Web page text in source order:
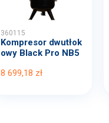
360115
Kompresor dwutłok
owy Black Pro NB5
8 699,18 zł